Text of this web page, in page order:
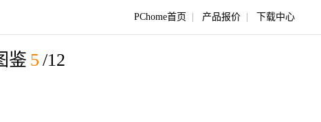
PChome首页 产品报价 下载中心
鉴 5 /12